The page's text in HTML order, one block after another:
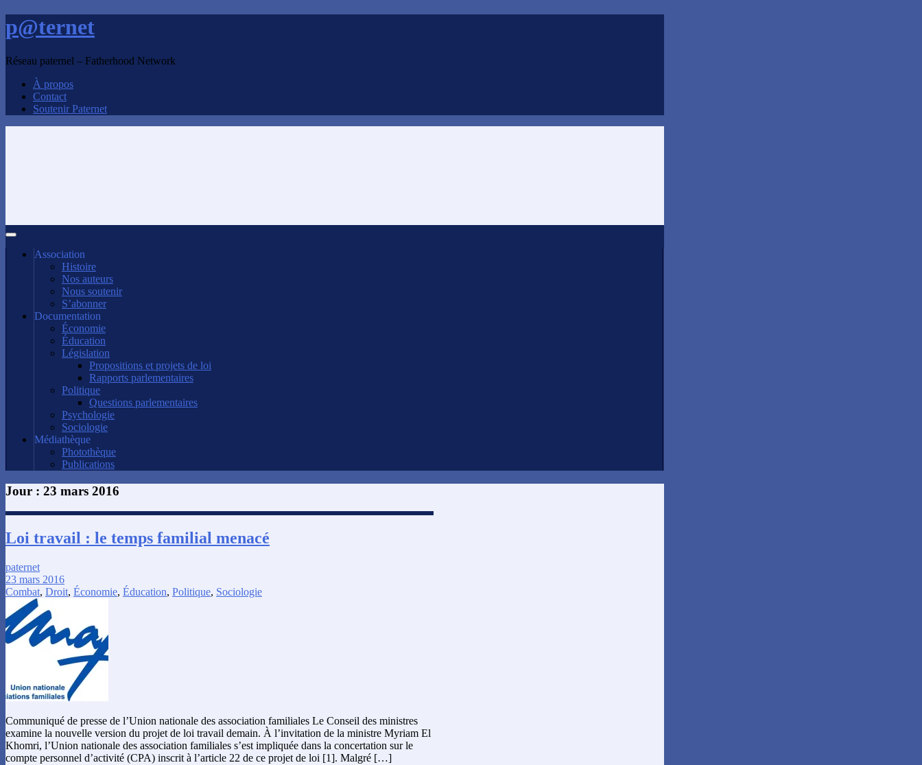
p@ternet
Réseau paternel – Fatherhood Network
À propos
Contact
Soutenir Paternet
Association
Histoire
Nos auteurs
Nous soutenir
S’abonner
Documentation
Économie
Éducation
Législation
Propositions et projets de loi
Rapports parlementaires
Politique
Questions parlementaires
Psychologie
Sociologie
Médiathèque
Photothèque
Publications
Jour : 23 mars 2016
Loi travail : le temps familial menacé
paternet
23 mars 2016
Combat, Droit, Économie, Éducation, Politique, Sociologie
Communiqué de presse de l’Union nationale des association familiales Le Conseil des ministres
examine la nouvelle version du projet de loi travail demain. À l’invitation de la ministre Myriam El
Khomri, l’Union nationale des association familiales s’est impliquée dans la concertation sur le
compte personnel d’activité (CPA) inscrit à l’article 22 de ce projet de loi [1]. Malgré […]